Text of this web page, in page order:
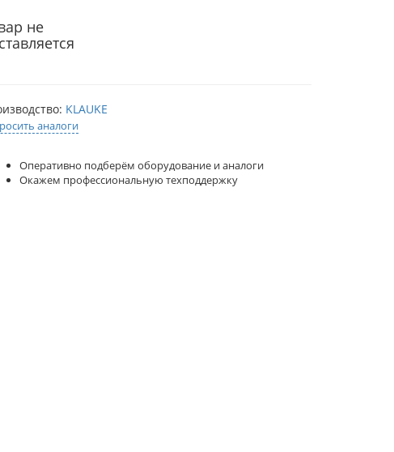
не
KLAUKE
аналоги
Оперативно подберём оборудование и аналоги
Окажем профессиональную техподдержку